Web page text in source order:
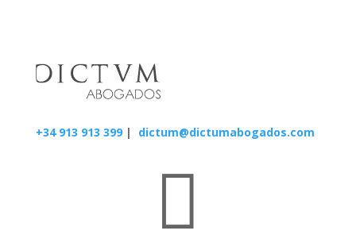
+34 913 913 399| dictum@dictumabogados.com
